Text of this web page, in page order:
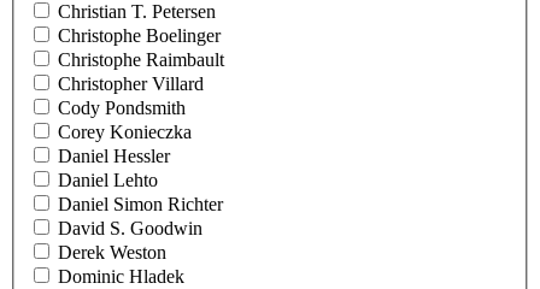
Christian T. Petersen
Christophe Boelinger
Christophe Raimbault
Christopher Villard
Cody Pondsmith
Corey Konieczka
Daniel Hessler
Daniel Lehto
Daniel Simon Richter
David S. Goodwin
Derek Weston
Dominic Hladek